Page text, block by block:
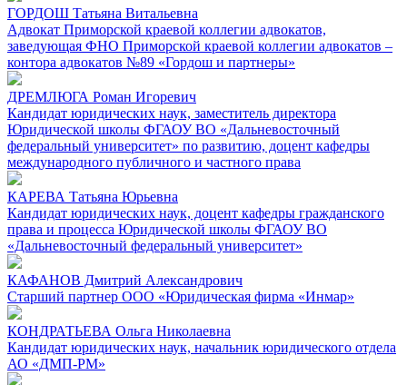
ГОРДОШ Татьяна Витальевна
Адвокат Приморской краевой коллегии адвокатов,
заведующая ФНО Приморской краевой коллегии адвокатов –
контора адвокатов №89 «Гордош и партнеры»
ДРЕМЛЮГА Роман Игоревич
Кандидат юридических наук, заместитель директора
Юридической школы ФГАОУ ВО «Дальневосточный
федеральный университет» по развитию, доцент кафедры
международного публичного и частного права
КАРЕВА Татьяна Юрьевна
Кандидат юридических наук, доцент кафедры гражданского
права и процесса Юридической школы ФГАОУ ВО
«Дальневосточный федеральный университет»
КАФАНОВ Дмитрий Александрович
Старший партнер ООО «Юридическая фирма «Инмар»
КОНДРАТЬЕВА Ольга Николаевна
Кандидат юридических наук, начальник юридического отдела
АО «ДМП-РМ»